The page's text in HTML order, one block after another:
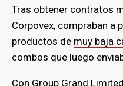
Tras obtener contratos
Corpovex, compraban a
productos de muy baja
combos que luego
Con Group Grand Limited